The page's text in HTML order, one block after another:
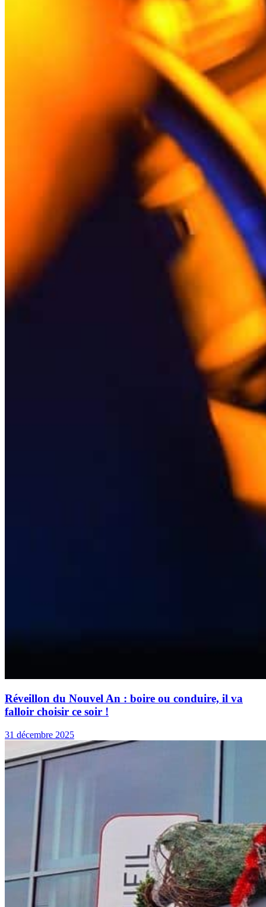
Réveillon du Nouvel An : boire ou conduire, il va
falloir choisir ce soir !
31 décembre 2025